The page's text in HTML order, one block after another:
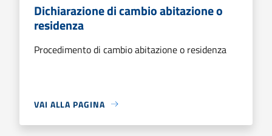
Dichiarazione di cambio abitazione o
residenza
Procedimento di cambio abitazione o residenza
VAI ALLA PAGINA